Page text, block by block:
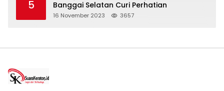
5
Banggai Selatan Curi Perhatian
16 November 2023 3657